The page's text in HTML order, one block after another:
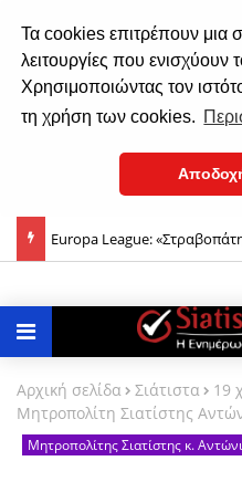
Τα cookies επιτρέπουν μια
λειτουργίες που ενισχύουν
Χρησιμοποιώντας τον
τη χρήση των cookies.
η πρόκριση περνάει από...
Ειδικός στον ύπνο εξηγεί
Αρχική σελίδα Σιάτιστα
19
Μητροπολίτη Σιατίστης
Μητροπολίτης Σιατίστης κ.